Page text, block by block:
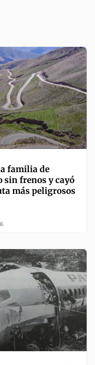
familia de
sin frenos y cayó
más peligrosos